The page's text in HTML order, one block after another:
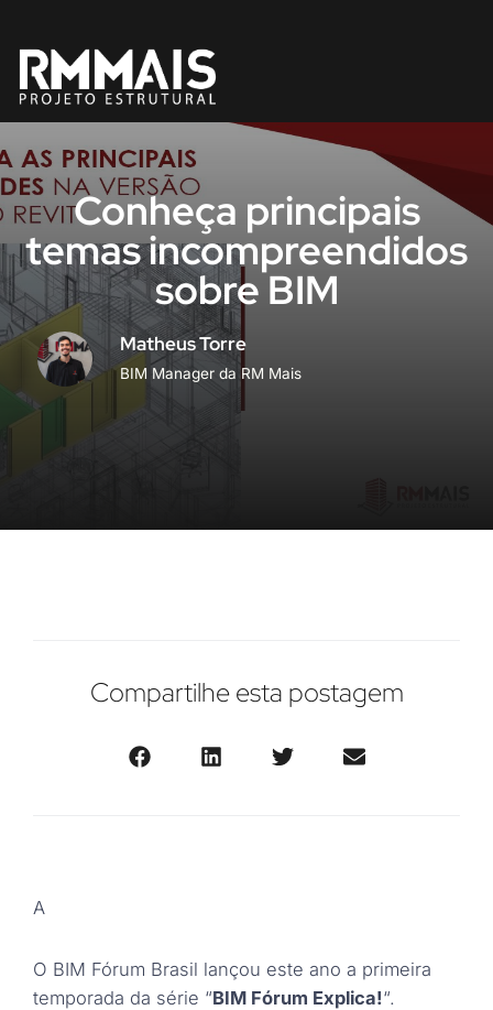
Pular
para
Conheça principais
temas incompreendidos
sobre BIM
Matheus Torre
BIM Manager da RM Mais
Compartilhe esta postagem
A
O BIM Fórum Brasil lançou este ano a primeira
temporada da série “BIM Fórum Explica!“.